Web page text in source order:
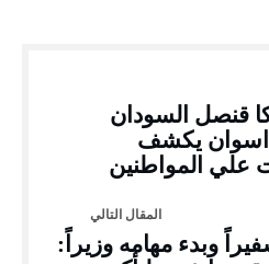
قنصل السودان
يكشف
علي المواطنين
وبدء مهامه وزيراً: